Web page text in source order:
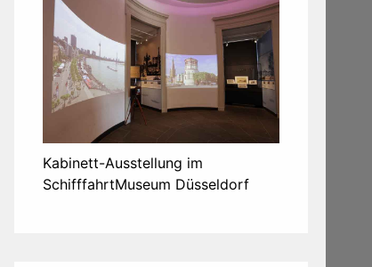
Kabinett-Ausstellung im
SchifffahrtMuseum Düsseldorf